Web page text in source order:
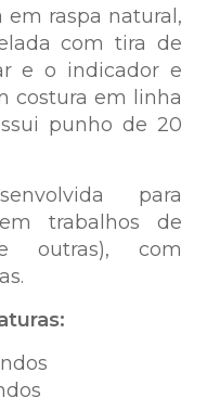
em raspa natural,
com tira de
e o indicador e
costura em linha
punho de 20
para
trabalhos de
outras), com